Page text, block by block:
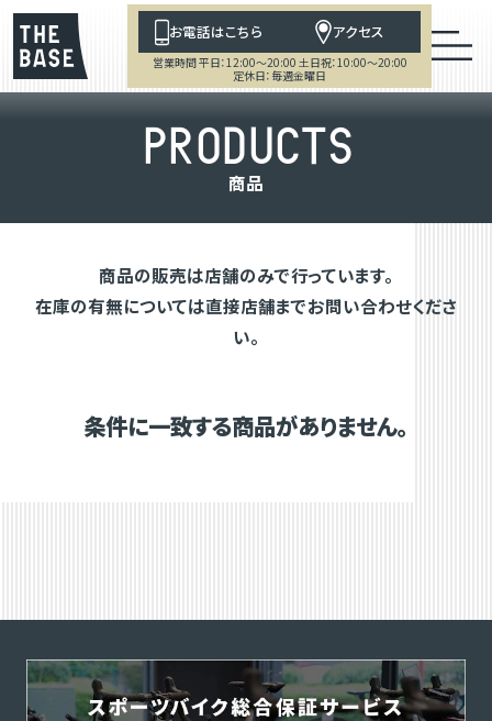
お電話はこちら アクセス
営業時間 平日：12:00～20:00 土日祝：10:00～20:00
定休日：毎週金曜日
PRODUCTS
商品
商品の販売は店舗のみで行っています。
在庫の有無については直接店舗までお問い合わせくださ
い。
条件に一致する商品がありません。